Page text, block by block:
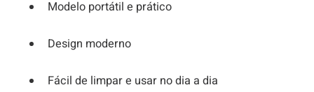
Modelo portátil e prático
Design moderno
Fácil de limpar e usar no dia a dia